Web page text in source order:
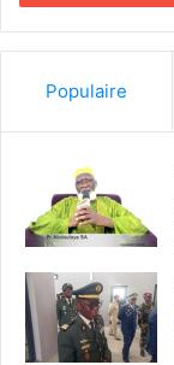
Populaire